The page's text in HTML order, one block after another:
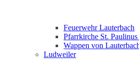
Feuerwehr Lauterbach
Pfarrkirche St.
Wappen von
Ludweiler